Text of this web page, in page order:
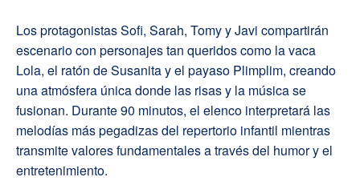
Los protagonistas Sofi, Sarah, Tomy y Javi compartirán
escenario con personajes tan queridos como la vaca
Lola, el ratón de Susanita y el payaso Plimplim, creando
una atmósfera única donde las risas y la música se
fusionan. Durante 90 minutos, el elenco interpretará las
melodías más pegadizas del repertorio infantil mientras
transmite valores fundamentales a través del humor y el
entretenimiento.